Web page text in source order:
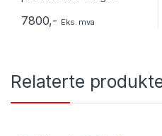
7800,- Eks. mva
Relaterte